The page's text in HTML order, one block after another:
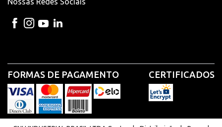
FORMAS DE PAGAMENTO CERTIFICADOS